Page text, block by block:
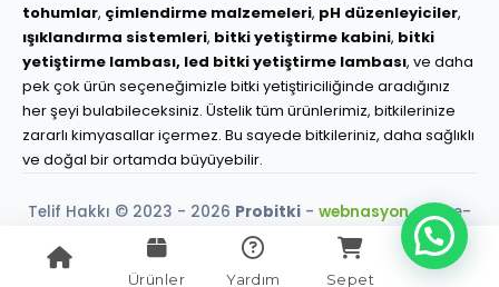
tohumlar, çimlendirme malzemeleri, pH düzenleyiciler,
ışıklandırma sistemleri, bitki yetiştirme kabini, bitki
yetiştirme lambası, led bitki yetiştirme lambası, ve daha
pek çok ürün seçeneğimizle bitki yetiştiriciliğinde aradığınız
her şeyi bulabileceksiniz. Üstelik tüm ürünlerimiz, bitkilerinize
zararlı kimyasallar içermez. Bu sayede bitkileriniz, daha sağlıklı
ve doğal bir ortamda büyüyebilir.
Telif Hakkı © 2023 - 2026 Probitki - webnasyon.come-
ticaret çözümleri.
256-Bit SSL Güvencesi
Ürünler Yardım Sepet